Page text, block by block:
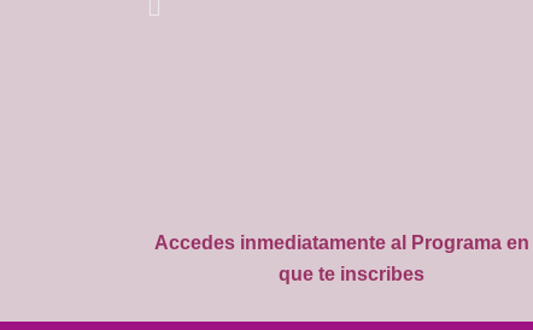
Accedes inmediatamente al Programa en
que te inscribes